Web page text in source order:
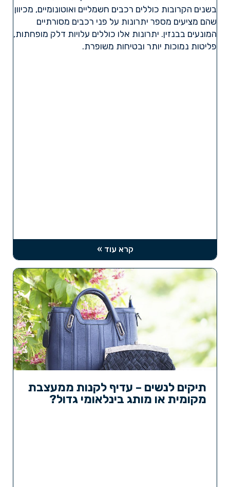
בשנים הקרובות כוללים רכבים חשמליים ואוטונומיים, מכיוון
שהם מציעים מספר יתרונות על פני רכבים מסורתיים
המונעים בבנזין. יתרונות אלו כוללים עלויות דלק מופחתות,
פליטות נמוכות יותר ובטיחות משופרת.
קרא עוד »
תיקים לנשים – עדיף לקנות ממעצבת
מקומית או מותג בינלאומי גדול?